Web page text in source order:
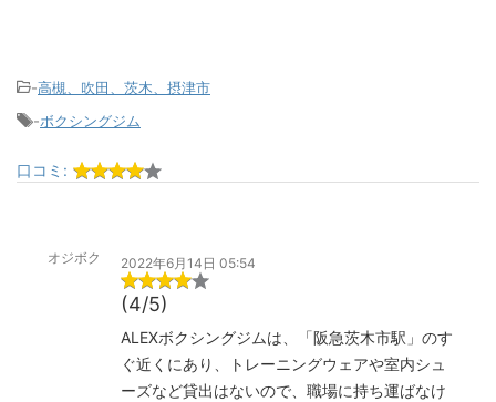
-高槻、吹田、茨木、摂津市
-ボクシングジム
口コミ:
オジボク 2022年6月14日 05:54
(4/5)
ALEXボクシングジムは、「阪急茨木市駅」のす
ぐ近くにあり、トレーニングウェアや室内シュ
ーズなど貸出はないので、職場に持ち運ばなけ